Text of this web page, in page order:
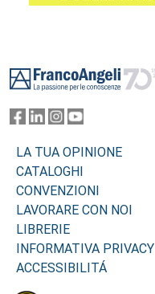
LA TUA OPINIONE
CATALOGHI
CONVENZIONI
LAVORARE CON NOI
LIBRERIE
INFORMATIVA PRIVACY
ACCESSIBILITÁ